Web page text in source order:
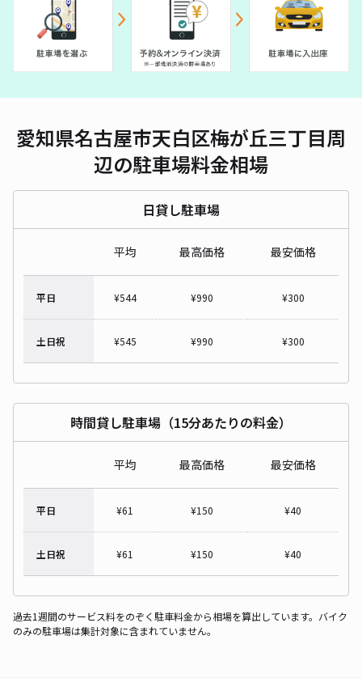
愛知県名古屋市天白区梅が丘三丁目周
辺の駐車場料金相場
日貸し駐車場
平均 最高価格 最安価格
平日 ¥544 ¥990 ¥300
土日祝 ¥545 ¥990 ¥300
時間貸し駐車場（15分あたりの料金）
平均 最高価格 最安価格
平日 ¥61 ¥150 ¥40
土日祝 ¥61 ¥150 ¥40
過去1週間のサービス料をのぞく駐車料金から相場を算出しています。バイク
のみの駐車場は集計対象に含まれていません。